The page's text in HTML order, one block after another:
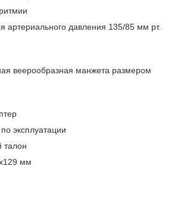
артериального давления 135/85 мм рт.
веерообразная манжета размером
эксплуатации
талон
мм